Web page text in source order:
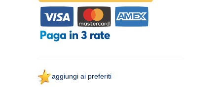
aggiungi ai preferiti